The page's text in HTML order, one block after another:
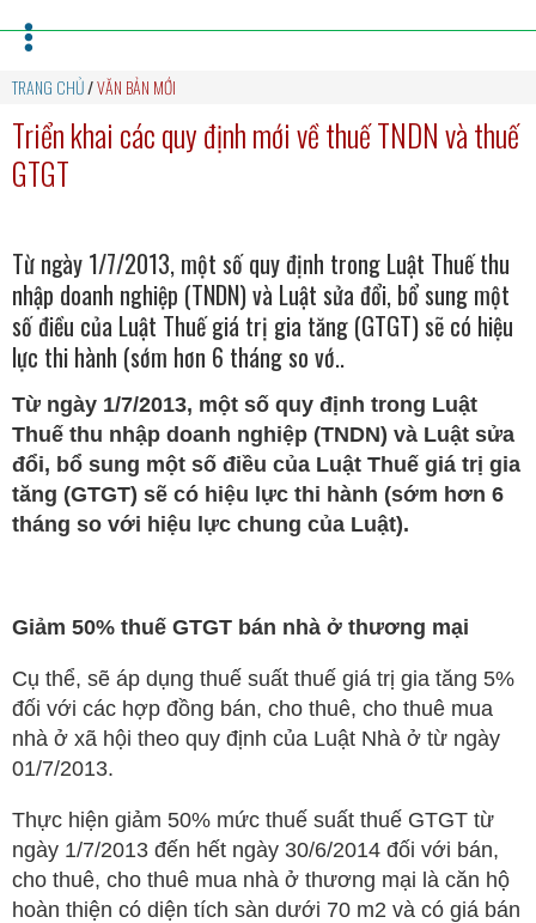
TRANG CHỦ/VĂN BẢN MỚI
Triển khai các quy định mới về thuế TNDN và thuế
GTGT
Từ ngày 1/7/2013, một số quy định trong Luật Thuế thu
nhập doanh nghiệp (TNDN) và Luật sửa đổi, bổ sung một
số điều của Luật Thuế giá trị gia tăng (GTGT) sẽ có hiệu
lực thi hành (sớm hơn 6 tháng so vớ..
Từ ngày 1/7/2013, một số quy định trong Luật
Thuế thu nhập doanh nghiệp (TNDN) và Luật sửa
đổi, bổ sung một số điều của Luật Thuế giá trị gia
tăng (GTGT) sẽ có hiệu lực thi hành (sớm hơn 6
tháng so với hiệu lực chung của Luật).
Giảm 50% thuế GTGT bán nhà ở thương mại
Cụ thể, sẽ áp dụng thuế suất thuế giá trị gia tăng 5%
đối với các hợp đồng bán, cho thuê, cho thuê mua
nhà ở xã hội theo quy định của Luật Nhà ở từ ngày
01/7/2013.
Thực hiện giảm 50% mức thuế suất thuế GTGT từ
ngày 1/7/2013 đến hết ngày 30/6/2014 đối với bán,
cho thuê, cho thuê mua nhà ở thương mại là căn hộ
hoàn thiện có diện tích sàn dưới 70 m2 và có giá bán